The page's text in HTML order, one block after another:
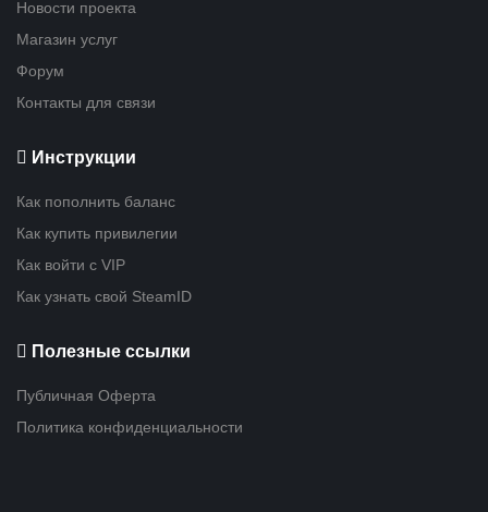
Новости проекта
Магазин услуг
Форум
Контакты для связи
Инструкции
Как пополнить баланс
Как купить привилегии
Как войти с VIP
Как узнать свой SteamID
Полезные ссылки
Публичная Оферта
Политика конфиденциальности